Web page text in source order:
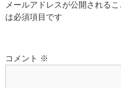
ゲ
シ
メールアドレスが公開されるこ
は必須項目です
コメント ※